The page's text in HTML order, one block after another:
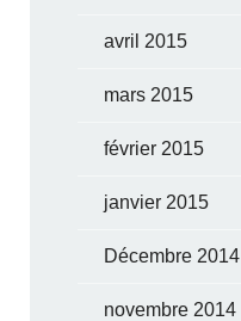
avril 2015
mars 2015
février 2015
janvier 2015
Décembre 2014
novembre 2014